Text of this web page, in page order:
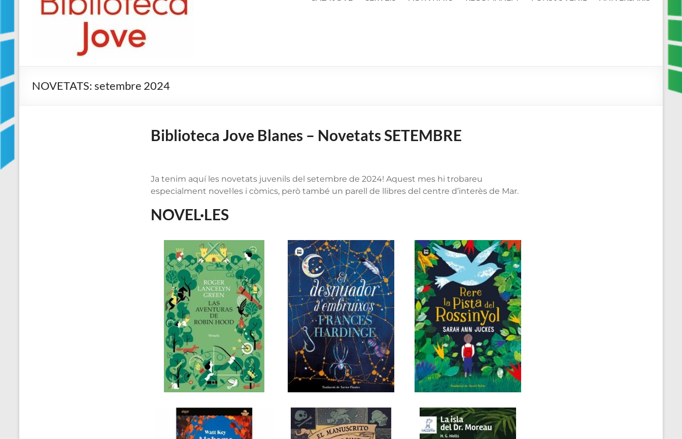
Jove
NOVETATS: setembre 2024
Biblioteca Jove Blanes – Novetats SETEMBRE
Ja tenim aquí les novetats juvenils del setembre de 2024! Aquest mes hi trobareu
especialment novel·les i còmics, però també un parell de llibres del centre d’interès de Mar.
NOVEL·LES